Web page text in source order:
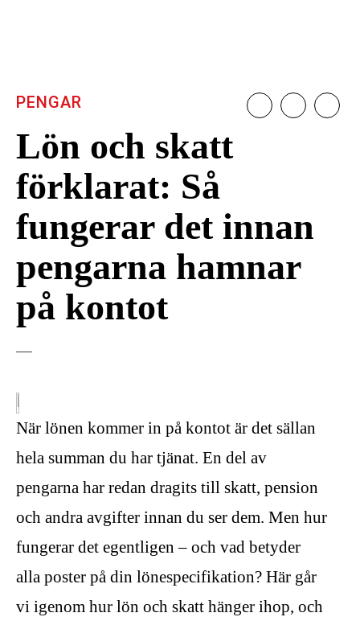
Lön och skatt
förklarat: Så
fungerar det innan
pengarna hamnar
på kontot
PENGAR
När lönen kommer in på kontot är det sällan
hela summan du har tjänat. En del av
pengarna har redan dragits till skatt, pension
och andra avgifter innan du ser dem. Men hur
fungerar det egentligen – och vad betyder
alla poster på din lönespecifikation? Här går
vi igenom hur lön och skatt hänger ihop, och